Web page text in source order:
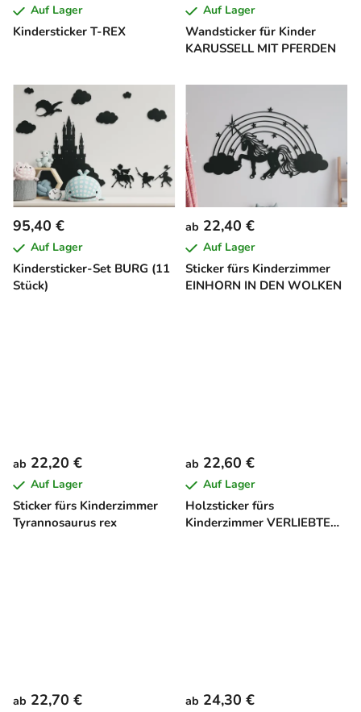
Kindersticker T-REX
Auf Lager
Wandsticker für Kinder
KARUSSELL MIT PFERDEN
Auf Lager
Kindersticker-Set BURG (11
Stück)
95,40 €
Auf Lager
Sticker fürs Kinderzimmer
EINHORN IN DEN WOLKEN
ab 22,40 €
Auf Lager
Sticker fürs Kinderzimmer
Tyrannosaurus rex
ab 22,20 €
Auf Lager
Holzsticker fürs
Kinderzimmer VERLIEBTE
ab 22,60 €
Auf Lager
ab 22,70 € ab 24,30 €